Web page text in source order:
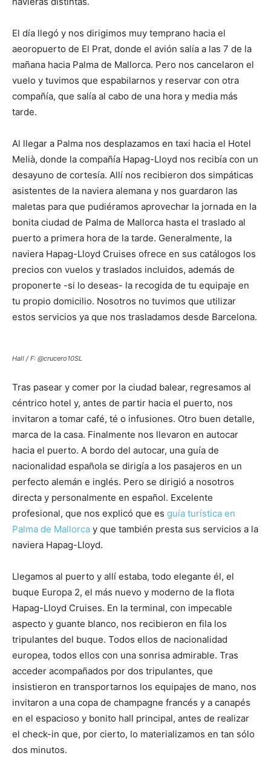
El día llegó y nos dirigimos muy temprano hacia el
aeoropuerto de El Prat, donde el avión salía a las 7 de la
mañana hacia Palma de Mallorca. Pero nos cancelaron el
vuelo y tuvimos que espabilarnos y reservar con otra
compañía, que salía al cabo de una hora y media más
tarde.
Al llegar a Palma nos desplazamos en taxi hacia el Hotel
Melià, donde la compañía Hapag-Lloyd nos recibía con un
desayuno de cortesía. Allí nos recibieron dos simpáticas
asistentes de la naviera alemana y nos guardaron las
maletas para que pudiéramos aprovechar la jornada en la
bonita ciudad de Palma de Mallorca hasta el traslado al
puerto a primera hora de la tarde. Generalmente, la
naviera Hapag-Lloyd Cruises ofrece en sus catálogos los
precios con vuelos y traslados incluidos, además de
proponerte -si lo deseas- la recogida de tu equipaje en
tu propio domicilio. Nosotros no tuvimos que utilizar
estos servicios ya que nos trasladamos desde Barcelona.
Hall / F: @crucero10SL
Tras pasear y comer por la ciudad balear, regresamos al
céntrico hotel y, antes de partir hacia el puerto, nos
invitaron a tomar café, té o infusiones. Otro buen detalle,
marca de la casa. Finalmente nos llevaron en autocar
hacia el puerto. A bordo del autocar, una guía de
nacionalidad española se dirigía a los pasajeros en un
perfecto alemán e inglés. Pero se dirigió a nosotros
directa y personalmente en español. Excelente
profesional, que nos explicó que es guía turística en
Palma de Mallorca y que también presta sus servicios a la
naviera Hapag-Lloyd.
Llegamos al puerto y allí estaba, todo elegante él, el
buque Europa 2, el más nuevo y moderno de la flota
Hapag-Lloyd Cruises. En la terminal, con impecable
aspecto y guante blanco, nos recibieron en fila los
tripulantes del buque. Todos ellos de nacionalidad
europea, todos ellos con una sonrisa admirable. Tras
acceder acompañados por dos tripulantes, que
insistieron en transportarnos los equipajes de mano, nos
invitaron a una copa de champagne francés y a canapés
en el espacioso y bonito hall principal, antes de realizar
el check-in que, por cierto, lo materializamos en tan sólo
dos minutos.